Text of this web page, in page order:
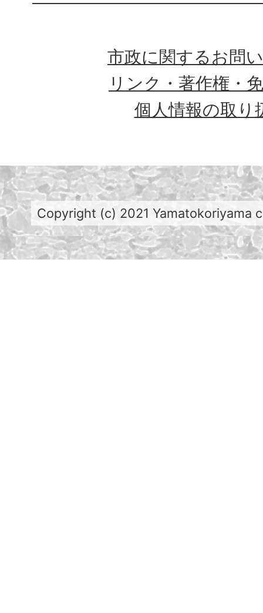
市政に関するお問
リンク・著作権・
個人情報の取り
Copyright (c) 2021 Yamatokoriyama